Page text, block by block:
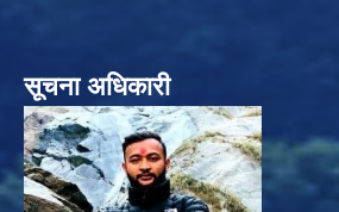
सूचना अधिकारी